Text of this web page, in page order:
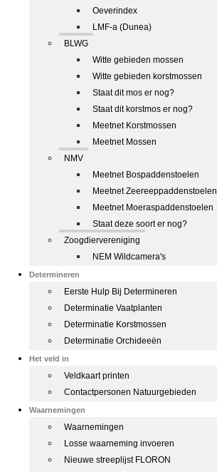
Oeverindex
LMF-a (Dunea)
BLWG
Witte gebieden mossen
Witte gebieden korstmossen
Staat dit mos er nog?
Staat dit korstmos er nog?
Meetnet Korstmossen
Meetnet Mossen
NMV
Meetnet Bospaddenstoelen
Meetnet Zeereeppaddenstoelen
Meetnet Moeraspaddenstoelen
Staat deze soort er nog?
Zoogdiervereniging
NEM Wildcamera's
Determineren
Eerste Hulp Bij Determineren
Determinatie Vaatplanten
Determinatie Korstmossen
Determinatie Orchideeën
Het veld in
Veldkaart printen
Contactpersonen Natuurgebieden
Waarnemingen
Waarnemingen
Losse waarneming invoeren
Nieuwe streeplijst FLORON